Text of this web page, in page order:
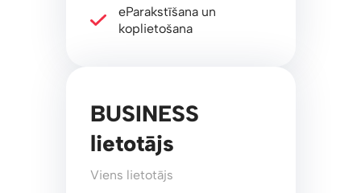
eParakstīšana un
koplietošana
BUSINESS
lietotājs
Viens lietotājs